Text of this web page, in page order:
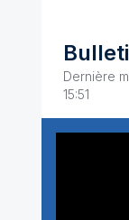
Dernière
15:51